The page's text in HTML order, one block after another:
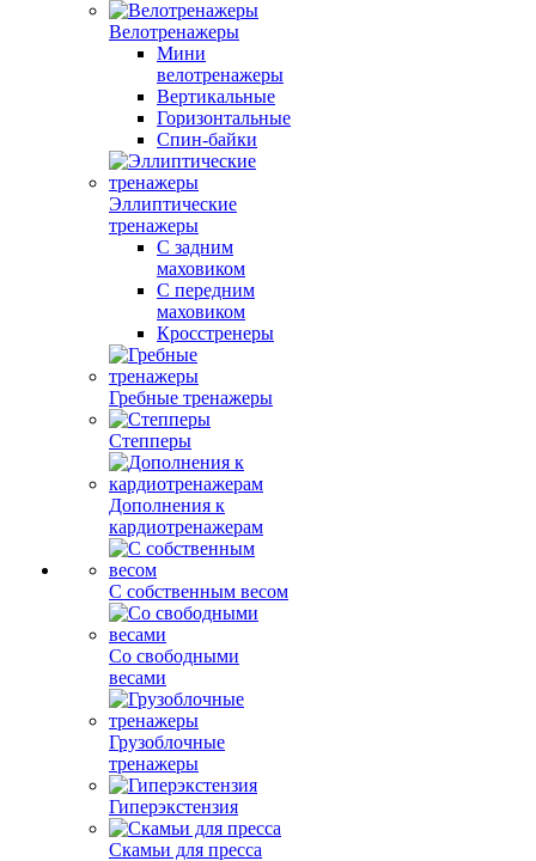
Велотренажеры
Мини
велотренажеры
Вертикальные
Горизонтальные
Спин-байки
Эллиптические
тренажеры
С задним
маховиком
С передним
маховиком
Кросстренеры
Гребные тренажеры
Степперы
Дополнения к
кардиотренажерам
С собственным весом
Со свободными
весами
Грузоблочные
тренажеры
Гиперэкстензия
Скамьи для пресса